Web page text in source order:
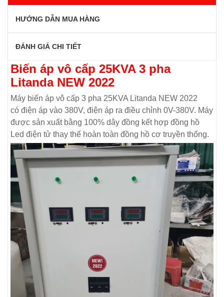
HƯỚNG DẪN MUA HÀNG
ĐÁNH GIÁ CHI TIẾT
Biến áp vô cấp 25KVA 3 pha
Litanda NEW 2022
Máy biến áp vô cấp 3 pha 25KVA Litanda NEW 2022
có điện áp vào 380V, điện áp ra điều chỉnh 0V-380V. Máy
được sản xuất bằng 100% dây đồng kết hợp đồng hồ
Led điện tử thay thế hoàn toàn đồng hồ cơ truyền thống.